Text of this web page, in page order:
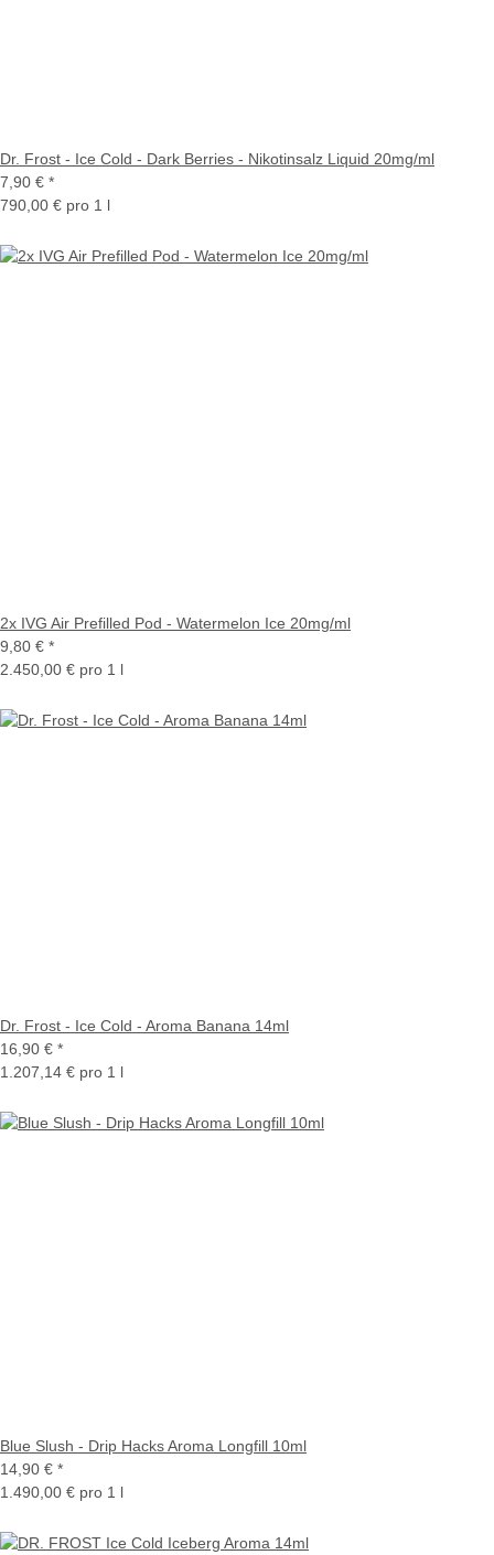
Dr. Frost - Ice Cold - Dark Berries - Nikotinsalz Liquid 20mg/ml
7,90 € *
790,00 € pro 1 l
2x IVG Air Prefilled Pod - Watermelon Ice 20mg/ml
9,80 € *
2.450,00 € pro 1 l
Dr. Frost - Ice Cold - Aroma Banana 14ml
16,90 € *
1.207,14 € pro 1 l
Blue Slush - Drip Hacks Aroma Longfill 10ml
14,90 € *
1.490,00 € pro 1 l